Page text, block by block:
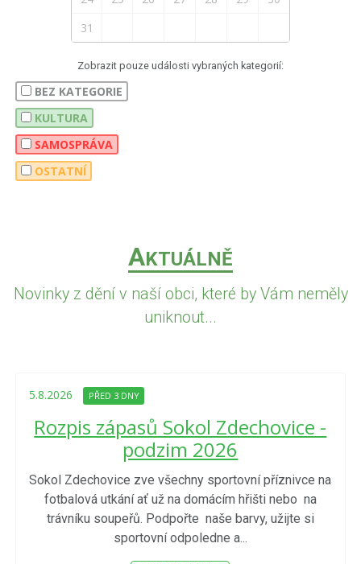
31
Zobrazit pouze události vybraných kategorií:
BEZ KATEGORIE
KULTURA
SAMOSPRÁVA
OSTATNÍ
AKTUÁLNĚ
Novinky z dění v naší obci, které by Vám neměly
uniknout...
5.8.2026 PŘED 3 DNY
Rozpis zápasů Sokol Zdechovice -
podzim 2026
Sokol Zdechovice zve všechny sportovní příznivce na
fotbalová utkání ať už na domácím hřišti nebo na
trávníku soupeřů. Podpořte naše barvy, užijte si
sportovní odpoledne a...